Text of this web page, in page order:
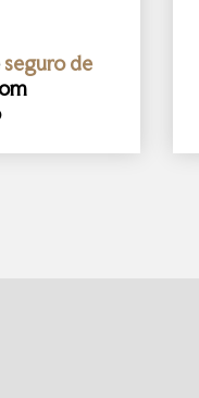
seguro de